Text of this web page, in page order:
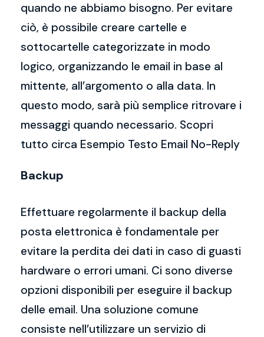
quando ne abbiamo bisogno. Per evitare
ciò, è possibile creare cartelle e
sottocartelle categorizzate in modo
logico, organizzando le email in base al
mittente, all’argomento o alla data. In
questo modo, sarà più semplice ritrovare i
messaggi quando necessario. Scopri
tutto circa Esempio Testo Email No-Reply
Backup
Effettuare regolarmente il backup della
posta elettronica è fondamentale per
evitare la perdita dei dati in caso di guasti
hardware o errori umani. Ci sono diverse
opzioni disponibili per eseguire il backup
delle email. Una soluzione comune
consiste nell’utilizzare un servizio di